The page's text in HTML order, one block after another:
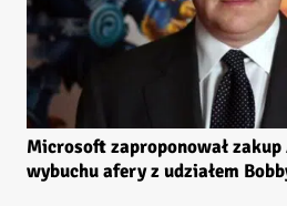
Microsoft zaproponował
wybuchu afery z udziałem